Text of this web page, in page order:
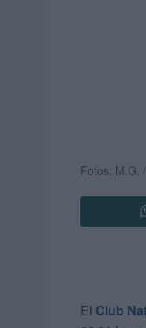
Fotos: M.G.
El Club